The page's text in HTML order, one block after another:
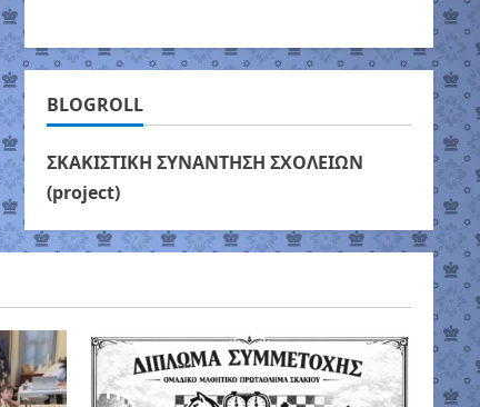
BLOGROLL
ΣΚΑΚΙΣΤΙΚΗ ΣΥΝΑΝΤΗΣΗ ΣΧΟΛΕΙΩΝ
(project)